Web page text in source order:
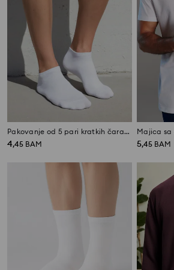
Pakovanje od 5 pari kratkih čarapa
4,45 BAM
Majica sa
5,45 BAM